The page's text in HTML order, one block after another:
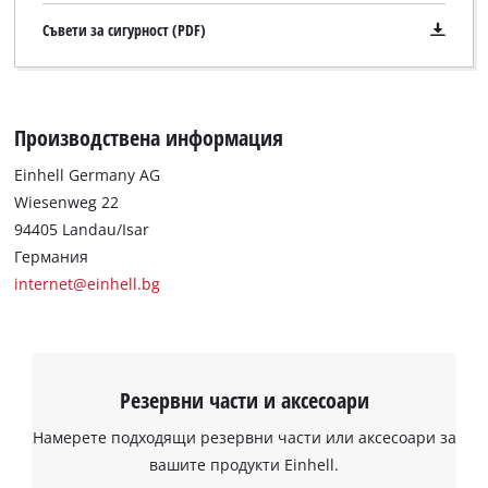
Нуждаем се от вашето съгласие, за да
Съвети за сигурност (PDF)
Производствена информация
Einhell Germany AG
Wiesenweg 22
94405 Landau/Isar
Германия
internet@einhell.bg
Резервни части и аксесоари
Намерете подходящи резервни части или аксесоари за
вашите продукти Einhell.